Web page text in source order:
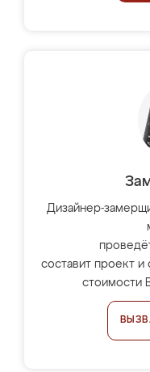
Дизайнер-
составит проект и
стоимости